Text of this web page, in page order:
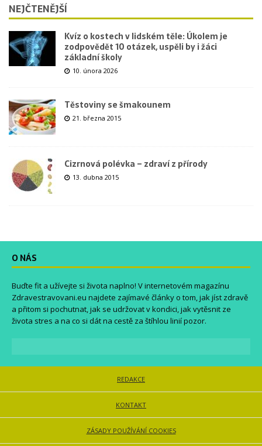
NEJČTENĚJŠÍ
Kvíz o kostech v lidském těle: Úkolem je
zodpovědět 10 otázek, uspěli by i žáci
základní školy
10. února 2026
Těstoviny se šmakounem
21. března 2015
Cizrnová polévka – zdraví z přírody
13. dubna 2015
O NÁS
Buďte fit a užívejte si života naplno! V internetovém magazínu
Zdravestravovani.eu najdete zajímavé články o tom, jak jíst zdravě
a přitom si pochutnat, jak se udržovat v kondici, jak vytěsnit ze
života stres a na co si dát na cestě za štíhlou linií pozor.
REDAKCE
KONTAKT
ZÁSADY POUŽÍVÁNÍ COOKIES